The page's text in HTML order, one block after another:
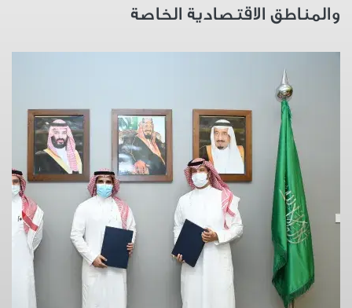
والمناطق الاقتصادية الخاصة